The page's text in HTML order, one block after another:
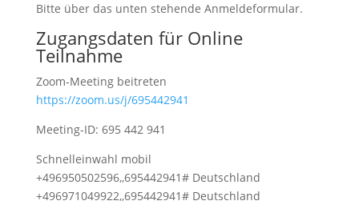
Bitte über das unten stehende Anmeldeformular.
Zugangsdaten für Online
Teilnahme
Zoom-Meeting beitreten
https://zoom.us/j/695442941
Meeting-ID: 695 442 941
Schnelleinwahl mobil
+496950502596,,695442941# Deutschland
+496971049922,,695442941# Deutschland